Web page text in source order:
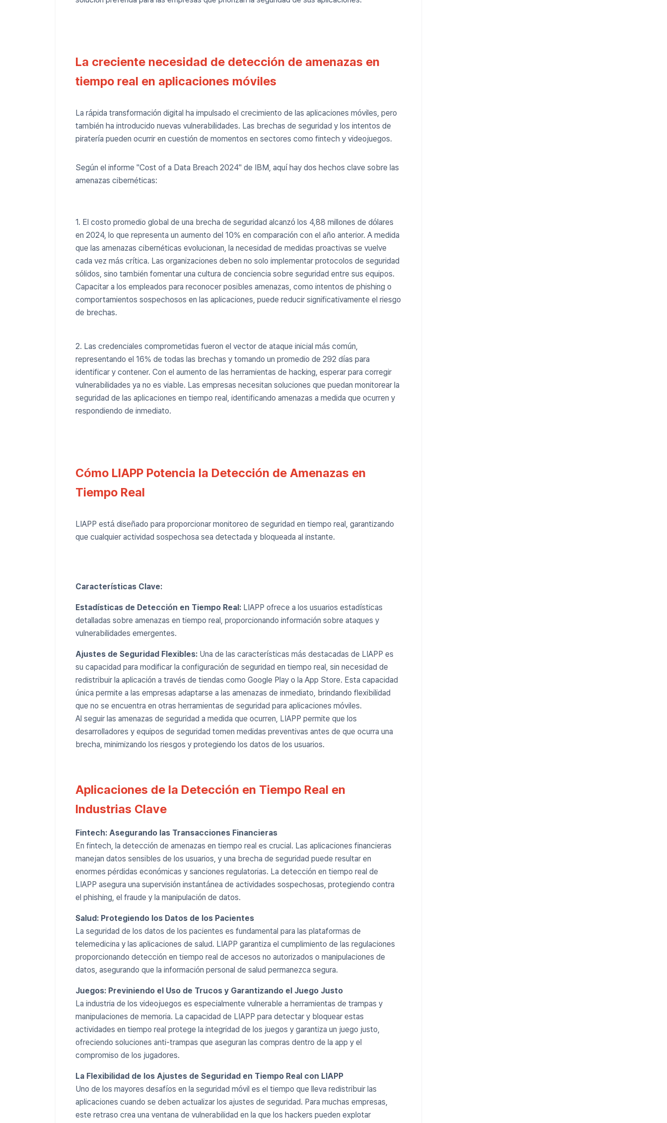
La creciente necesidad de detección de amenazas en
tiempo real en aplicaciones móviles
La rápida transformación digital ha impulsado el crecimiento de las aplicaciones móviles, pero
también ha introducido nuevas vulnerabilidades. Las brechas de seguridad y los intentos de
piratería pueden ocurrir en cuestión de momentos en sectores como fintech y videojuegos.
Según el informe "Cost of a Data Breach 2024" de IBM, aquí hay dos hechos clave sobre las
amenazas cibernéticas:
1. El costo promedio global de una brecha de seguridad alcanzó los 4,88 millones de dólares
en 2024, lo que representa un aumento del 10% en comparación con el año anterior. A medida
que las amenazas cibernéticas evolucionan, la necesidad de medidas proactivas se vuelve
cada vez más crítica. Las organizaciones deben no solo implementar protocolos de seguridad
sólidos, sino también fomentar una cultura de conciencia sobre seguridad entre sus equipos.
Capacitar a los empleados para reconocer posibles amenazas, como intentos de phishing o
comportamientos sospechosos en las aplicaciones, puede reducir significativamente el riesgo
de brechas.
2. Las credenciales comprometidas fueron el vector de ataque inicial más común,
representando el 16% de todas las brechas y tomando un promedio de 292 días para
identificar y contener. Con el aumento de las herramientas de hacking, esperar para corregir
vulnerabilidades ya no es viable. Las empresas necesitan soluciones que puedan monitorear la
seguridad de las aplicaciones en tiempo real, identificando amenazas a medida que ocurren y
respondiendo de inmediato.
Cómo LIAPP Potencia la Detección de Amenazas en
Tiempo Real
LIAPP está diseñado para proporcionar monitoreo de seguridad en tiempo real, garantizando
que cualquier actividad sospechosa sea detectada y bloqueada al instante.
Características Clave:
Estadísticas de Detección en Tiempo Real: LIAPP ofrece a los usuarios estadísticas
detalladas sobre amenazas en tiempo real, proporcionando información sobre ataques y
vulnerabilidades emergentes.
Ajustes de Seguridad Flexibles: Una de las características más destacadas de LIAPP es
su capacidad para modificar la configuración de seguridad en tiempo real, sin necesidad de
redistribuir la aplicación a través de tiendas como Google Play o la App Store. Esta capacidad
única permite a las empresas adaptarse a las amenazas de inmediato, brindando flexibilidad
que no se encuentra en otras herramientas de seguridad para aplicaciones móviles.
Al seguir las amenazas de seguridad a medida que ocurren, LIAPP permite que los
desarrolladores y equipos de seguridad tomen medidas preventivas antes de que ocurra una
brecha, minimizando los riesgos y protegiendo los datos de los usuarios.
Aplicaciones de la Detección en Tiempo Real en
Industrias Clave
Fintech: Asegurando las Transacciones Financieras
En fintech, la detección de amenazas en tiempo real es crucial. Las aplicaciones financieras
manejan datos sensibles de los usuarios, y una brecha de seguridad puede resultar en
enormes pérdidas económicas y sanciones regulatorias. La detección en tiempo real de
LIAPP asegura una supervisión instantánea de actividades sospechosas, protegiendo contra
el phishing, el fraude y la manipulación de datos.
Salud: Protegiendo los Datos de los Pacientes
La seguridad de los datos de los pacientes es fundamental para las plataformas de
telemedicina y las aplicaciones de salud. LIAPP garantiza el cumplimiento de las regulaciones
proporcionando detección en tiempo real de accesos no autorizados o manipulaciones de
datos, asegurando que la información personal de salud permanezca segura.
Juegos: Previniendo el Uso de Trucos y Garantizando el Juego Justo
La industria de los videojuegos es especialmente vulnerable a herramientas de trampas y
manipulaciones de memoria. La capacidad de LIAPP para detectar y bloquear estas
actividades en tiempo real protege la integridad de los juegos y garantiza un juego justo,
ofreciendo soluciones anti-trampas que aseguran las compras dentro de la app y el
compromiso de los jugadores.
La Flexibilidad de los Ajustes de Seguridad en Tiempo Real con LIAPP
Uno de los mayores desafíos en la seguridad móvil es el tiempo que lleva redistribuir las
aplicaciones cuando se deben actualizar los ajustes de seguridad. Para muchas empresas,
este retraso crea una ventana de vulnerabilidad en la que los hackers pueden explotar